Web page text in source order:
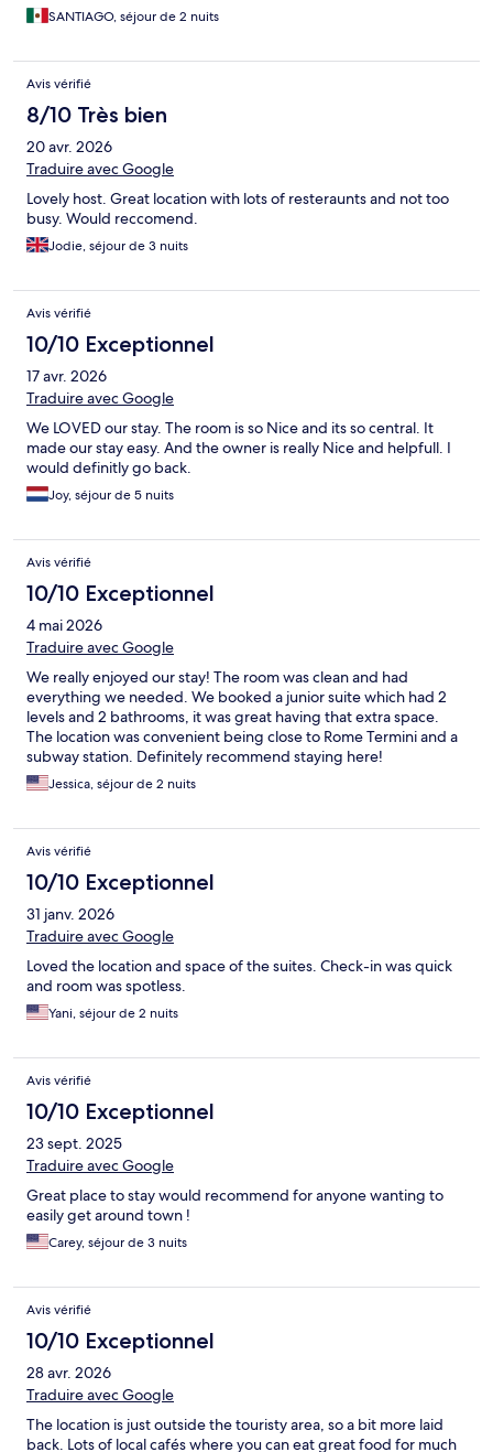
SANTIAGO, séjour de 2 nuits
Avis vérifié
8/10 Très bien
20 avr. 2026
Traduire avec Google
Lovely host. Great location with lots of resteraunts and not too
busy. Would reccomend.
Jodie, séjour de 3 nuits
Avis vérifié
10/10 Exceptionnel
17 avr. 2026
Traduire avec Google
We LOVED our stay. The room is so Nice and its so central. It
made our stay easy. And the owner is really Nice and helpfull. I
would definitly go back.
Joy, séjour de 5 nuits
Avis vérifié
10/10 Exceptionnel
4 mai 2026
Traduire avec Google
We really enjoyed our stay! The room was clean and had
everything we needed. We booked a junior suite which had 2
levels and 2 bathrooms, it was great having that extra space.
The location was convenient being close to Rome Termini and a
subway station. Definitely recommend staying here!
Jessica, séjour de 2 nuits
Avis vérifié
10/10 Exceptionnel
31 janv. 2026
Traduire avec Google
Loved the location and space of the suites. Check-in was quick
and room was spotless.
Yani, séjour de 2 nuits
Avis vérifié
10/10 Exceptionnel
23 sept. 2025
Traduire avec Google
Great place to stay would recommend for anyone wanting to
easily get around town !
Carey, séjour de 3 nuits
Avis vérifié
10/10 Exceptionnel
28 avr. 2026
Traduire avec Google
The location is just outside the touristy area, so a bit more laid
back. Lots of local cafés where you can eat great food for much